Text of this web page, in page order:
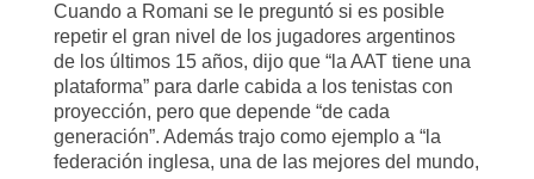
Cuando a Romani se le preguntó si es posible
repetir el gran nivel de los jugadores argentinos
de los últimos 15 años, dijo que “la AAT tiene una
plataforma” para darle cabida a los tenistas con
proyección, pero que depende “de cada
generación”. Además trajo como ejemplo a “la
federación inglesa, una de las mejores del mundo,